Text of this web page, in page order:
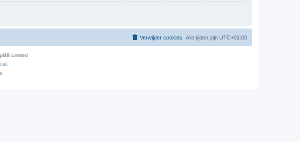
Alle tijden zijn UTC+01:00
Verwijder cookies
Limited